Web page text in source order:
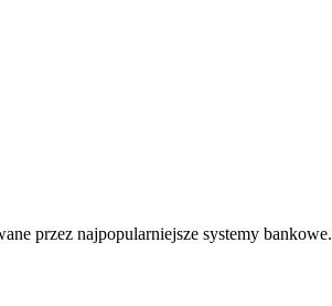
przez najpopularniejsze systemy bankowe.